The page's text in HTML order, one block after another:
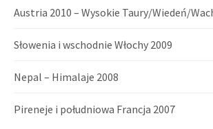
Austria 2010 – Wysokie Taury/Wiedeń/
Słowenia i wschodnie Włochy 2009
Nepal – Himalaje 2008
Pireneje i południowa Francja 2007